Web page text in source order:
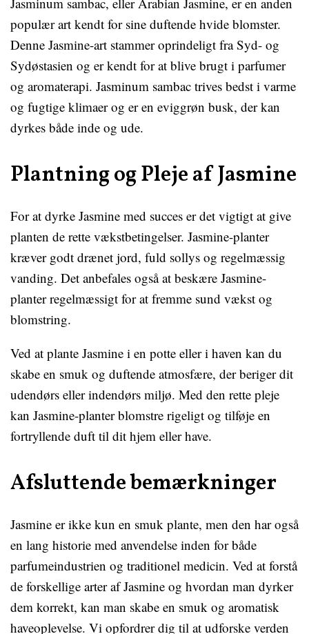
populær art kendt for sine duftende hvide blomster.
Denne Jasmine-art stammer oprindeligt fra Syd- og
Sydøstasien og er kendt for at blive brugt i parfumer
og aromaterapi. Jasminum sambac trives bedst i varme
og fugtige klimaer og er en eviggrøn busk, der kan
dyrkes både inde og ude.
Plantning og Pleje af Jasmine
For at dyrke Jasmine med succes er det vigtigt at give
planten de rette vækstbetingelser. Jasmine-planter
kræver godt drænet jord, fuld sollys og regelmæssig
vanding. Det anbefales også at beskære Jasmine-
planter regelmæssigt for at fremme sund vækst og
blomstring.
Ved at plante Jasmine i en potte eller i haven kan du
skabe en smuk og duftende atmosfære, der beriger dit
udendørs eller indendørs miljø. Med den rette pleje
kan Jasmine-planter blomstre rigeligt og tilføje en
fortryllende duft til dit hjem eller have.
Afsluttende bemærkninger
Jasmine er ikke kun en smuk plante, men den har også
en lang historie med anvendelse inden for både
parfumeindustrien og traditionel medicin. Ved at forstå
de forskellige arter af Jasmine og hvordan man dyrker
dem korrekt, kan man skabe en smuk og aromatisk
haveoplevelse. Vi opfordrer dig til at udforske verden